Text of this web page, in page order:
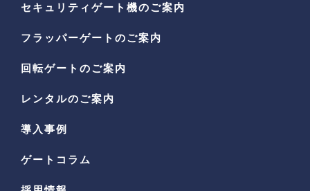
セキュリティゲート機のご案内
フラッパーゲートのご案内
回転ゲートのご案内
レンタルのご案内
導入事例
ゲートコラム